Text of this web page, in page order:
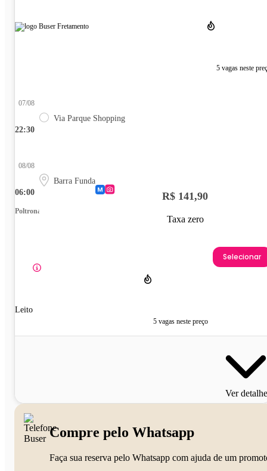
5 vagas neste
22:30
07/08
Via Parque Shopping
06:00
08/08
Barra Funda
Poltrona
Leito
R$ 141,90
Taxa zero
5 vagas neste preço
Selecionar
Ver
Compre pelo Whatsapp
Faça sua reserva pelo Whatsapp com ajuda de um